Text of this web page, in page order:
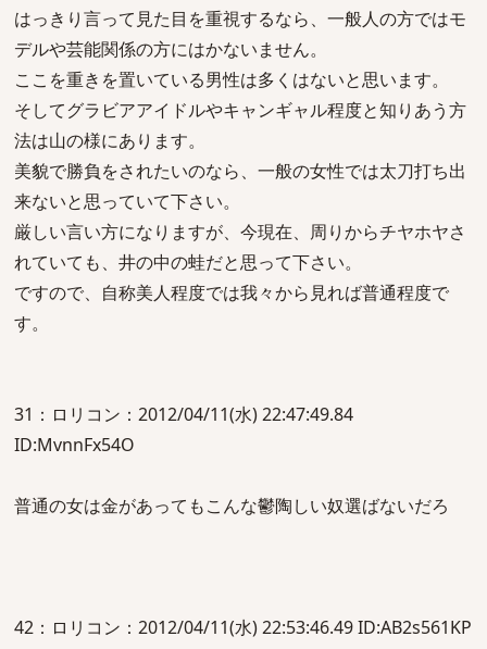
はっきり言って見た目を重視するなら、一般人の方ではモ
デルや芸能関係の方にはかないません。
ここを重きを置いている男性は多くはないと思います。
そしてグラビアアイドルやキャンギャル程度と知りあう方
法は山の様にあります。
美貌で勝負をされたいのなら、一般の女性では太刀打ち出
来ないと思っていて下さい。
厳しい言い方になりますが、今現在、周りからチヤホヤさ
れていても、井の中の蛙だと思って下さい。
ですので、自称美人程度では我々から見れば普通程度で
す。
31：ロリコン：2012/04/11(水) 22:47:49.84
ID:MvnnFx54O
普通の女は金があってもこんな鬱陶しい奴選ばないだろ
42：ロリコン：2012/04/11(水) 22:53:46.49 ID:AB2s561KP